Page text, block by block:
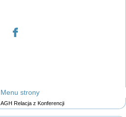
Menu strony
AGH Relacja z Konferencji